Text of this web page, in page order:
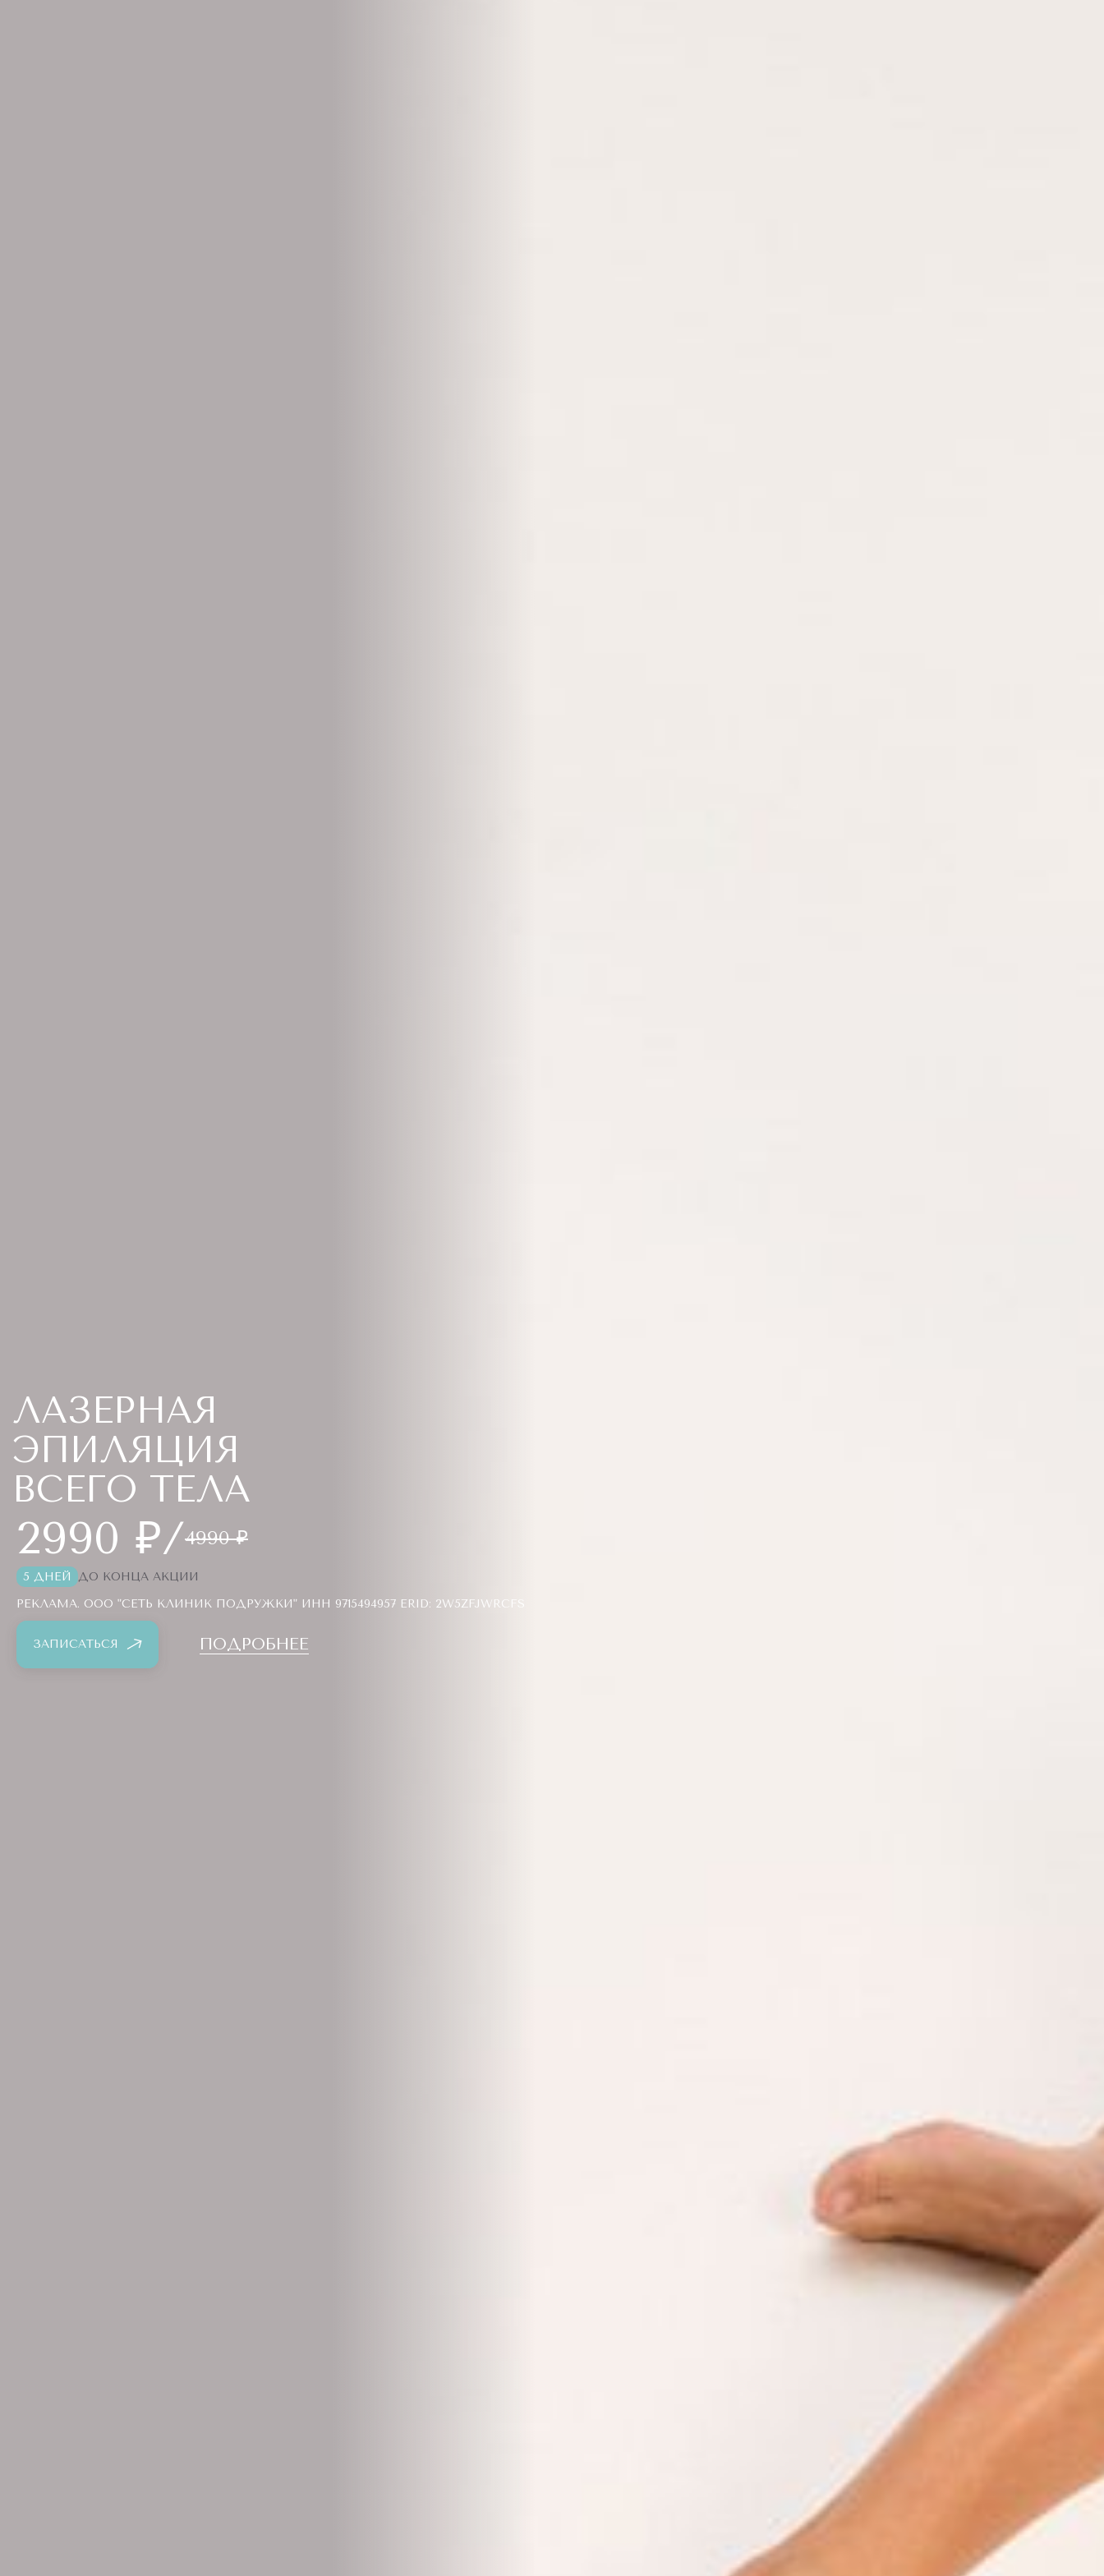
ЛАЗЕРНАЯ
ЭПИЛЯЦИЯ
ВСЕГО ТЕЛА
2990 ₽/4990 ₽
5 ДНЕЙ
ДО КОНЦА АКЦИИ
РЕКЛАМА. ООО "СЕТЬ КЛИНИК ПОДРУЖКИ" ИНН 9715494957 ERID: 2W5ZFJWRCFS
ЗАПИСАТЬСЯ ПОДРОБНЕЕ